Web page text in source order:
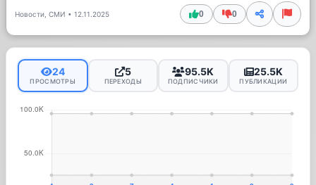
Новости, СМИ • 12.11.2025 0 0
24
ПРОСМОТРЫ
5
ПЕРЕХОДЫ
95.5K
ПОДПИСЧИКИ
25.5K
ПУБЛИКАЦИИ